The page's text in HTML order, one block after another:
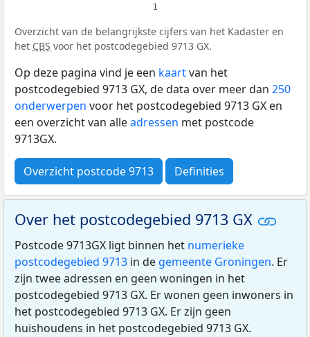
1
Overzicht van de belangrijkste cijfers van het Kadaster en
het CBS voor het postcodegebied 9713 GX.
Op deze pagina vind je een kaartvan het
postcodegebied 9713 GX, de data over meer dan 250
onderwerpen voor het postcodegebied 9713 GX en
een overzicht van alleadressen met postcode
9713GX.
Overzicht postcode 9713 Definities
Over het postcodegebied 9713 GX
Postcode 9713GX ligt binnen het numerieke
postcodegebied 9713 in de gemeente Groningen. Er
zijn twee adressen en geen woningen in het
postcodegebied 9713 GX. Er wonen geen inwoners in
het postcodegebied 9713 GX. Er zijn geen
huishoudens in het postcodegebied 9713 GX.